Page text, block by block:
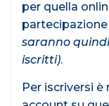
per quella
saranno
iscritti).
Per iscriversi è